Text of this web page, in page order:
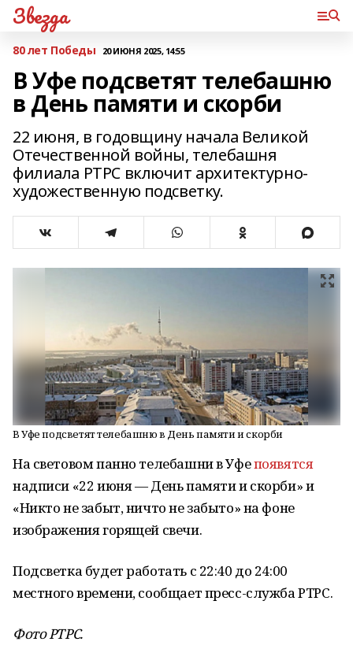
Звезда
80 лет Победы 20 ИЮНЯ 2025, 14:55
В Уфе подсветят телебашню
в День памяти и скорби
22 июня, в годовщину начала Великой
Отечественной войны, телебашня
филиала РТРС включит архитектурно-
художественную подсветку.
В Уфе подсветят телебашню в День памяти и скорби
На световом панно телебашни в Уфепоявятся
надписи «22 июня — День памяти и скорби» и
«Никто не забыт, ничто не забыто» на фоне
изображения горящей свечи.
Подсветка будет работать с 22:40 до 24:00
местного времени, сообщает пресс-служба РТРС.
Фото РТРС.